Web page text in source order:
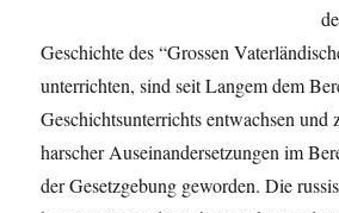
Geschichte des “Grossen
unterrichten, sind seit Langem dem
Geschichtsunterrichts entwachsen und
harscher Auseinandersetzungen im
der Gesetzgebung geworden. Die